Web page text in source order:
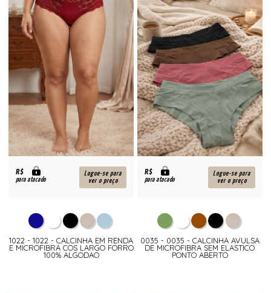
R$
para atacado
Logue-se para
ver o preço
1022 - 1022 - CALCINHA EM RENDA
E MICROFIBRA COS LARGO FORRO
100% ALGODAO
R$
para atacado
Logue-se para
ver o preço
0035 - 0035 - CALCINHA AVULSA
DE MICROFIBRA SEM ELASTICO
PONTO ABERTO